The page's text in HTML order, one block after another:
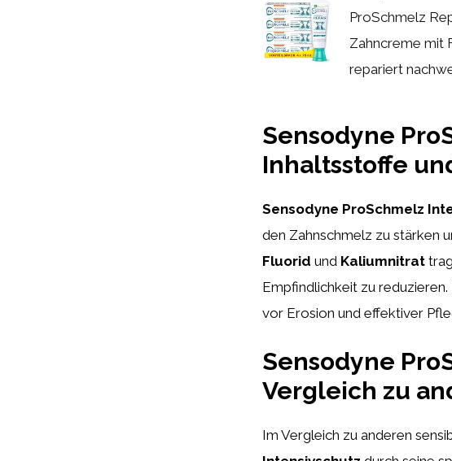
ProSchmelz
Zahncreme mit
repariert
Sensodyne
Inhaltsstoffe
Sensodyne ProSchmelz
den Zahnschmelz zu stärken
Fluorid und Kaliumnitrat
Empfindlichkeit zu
vor Erosion und effektiver
Sensodyne
Vergleich zu
Im Vergleich zu anderen